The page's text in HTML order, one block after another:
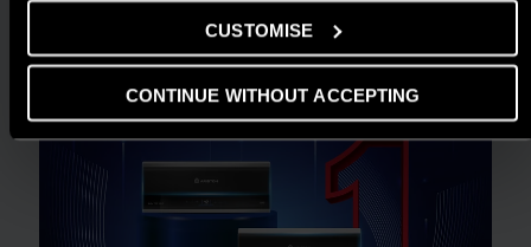
CUSTOMISE
CONTINUE WITHOUT ACCEPTING